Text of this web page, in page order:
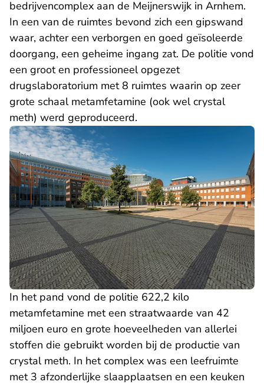
bedrijvencomplex aan de Meijnerswijk in Arnhem.
In een van de ruimtes bevond zich een gipswand
waar, achter een verborgen en goed geïsoleerde
doorgang, een geheime ingang zat. De politie vond
een groot en professioneel opgezet
drugslaboratorium met 8 ruimtes waarin op zeer
grote schaal metamfetamine (ook wel crystal
meth) werd geproduceerd.
In het pand vond de politie 622,2 kilo
metamfetamine met een straatwaarde van 42
miljoen euro en grote hoeveelheden van allerlei
stoffen die gebruikt worden bij de productie van
crystal meth. In het complex was een leefruimte
met 3 afzonderlijke slaapplaatsen en een keuken